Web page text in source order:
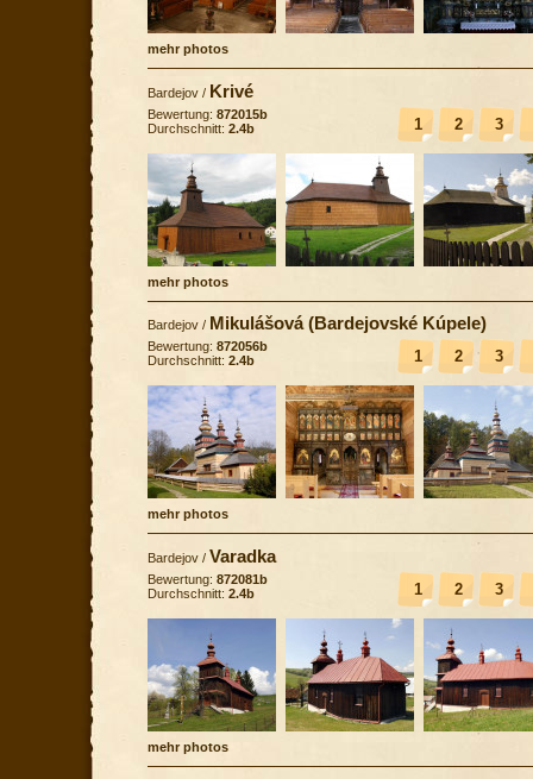
mehr photos
Bardejov / Krivé
1 2 3
Bewertung: 872015b
Durchschnitt: 2.4b
mehr photos
Bardejov / Mikulášová (Bardejovské Kúpele)
1 2 3
Bewertung: 872056b
Durchschnitt: 2.4b
mehr photos
Bardejov / Varadka
1 2 3
Bewertung: 872081b
Durchschnitt: 2.4b
mehr photos